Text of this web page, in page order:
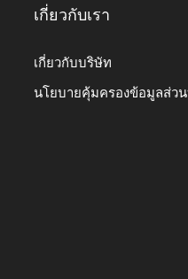
เกี่ยวกับเรา
เกี่ยวกับบริษัท
นโยบายคุ้มครองข้อมูลส่ว